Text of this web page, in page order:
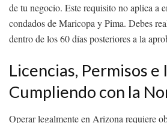
de tu negocio. Este requisito no aplica a
condados de Maricopa y Pima. Debes
dentro de los 60 días posteriores a la
Licencias, Permisos e
Cumpliendo con la
Operar legalmente en Arizona requiere